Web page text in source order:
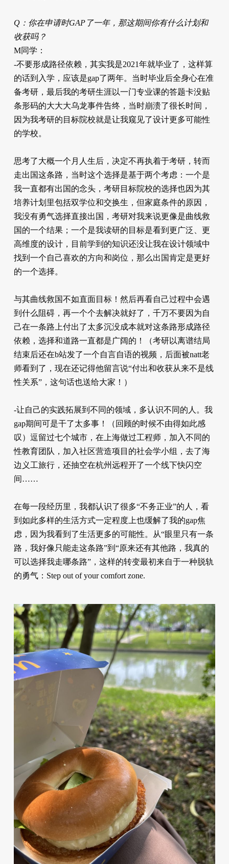
Q：你在申请时GAP了一年，那这期间你有什么计划和
收获吗？
M同学：
-不要形成路径依赖，其实我是2021年就毕业了，这样算
的话到入学，应该是gap了两年。当时毕业后全身心在准
备考研，最后我的考研生涯以一门专业课的答题卡没贴
条形码的大大大乌龙事件告终，当时崩溃了很长时间，
因为我考研的目标院校就是让我窥见了设计更多可能性
的学校。
思考了大概一个月人生后，决定不再执着于考研，转而
走出国这条路，当时这个选择是基于两个考虑：一个是
我一直都有出国的念头，考研目标院校的选择也因为其
培养计划里包括双学位和交换生，但家庭条件的原因，
我没有勇气选择直接出国，考研对我来说更像是曲线救
国的一个结果；一个是我读研的目标是看到更广泛、更
高维度的设计，目前学到的知识还没让我在设计领域中
找到一个自己喜欢的方向和岗位，那么出国肯定是更好
的一个选择。
与其曲线救国不如直面目标！然后再看自己过程中会遇
到什么阻碍，再一个个去解决就好了，千万不要因为自
己在一条路上付出了太多沉没成本就对这条路形成路径
依赖，选择和道路一直都是广阔的！（考研以离谱结局
结束后还在b站发了一个自言自语的视频，后面被natt老
师看到了，现在还记得他留言说“付出和收获从来不是线
性关系”，这句话也送给大家！）
-让自己的实践拓展到不同的领域，多认识不同的人。我
gap期间可是干了太多事！（回顾的时候不由得如此感
叹）逗留过七个城市，在上海做过工程师，加入不同的
性教育团队，加入社区营造项目的社会学小组，去了海
边义工旅行，还抽空在杭州远程开了一个线下快闪空
间……
在每一段经历里，我都认识了很多“不务正业”的人，看
到如此多样的生活方式一定程度上也缓解了我的gap焦
虑，因为我看到了生活更多的可能性。从“眼里只有一条
路，我好像只能走这条路”到“原来还有其他路，我真的
可以选择我走哪条路”，这样的转变最初来自于一种脱轨
的勇气：Step out of your comfort zone.